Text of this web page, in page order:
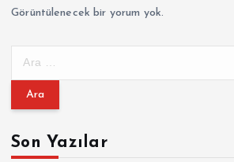
Görüntülenecek bir yorum yok.
m
:Son Yazılar